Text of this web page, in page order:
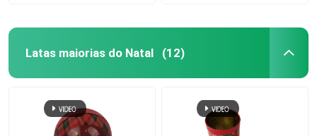
Latas maiorias do Natal (12)